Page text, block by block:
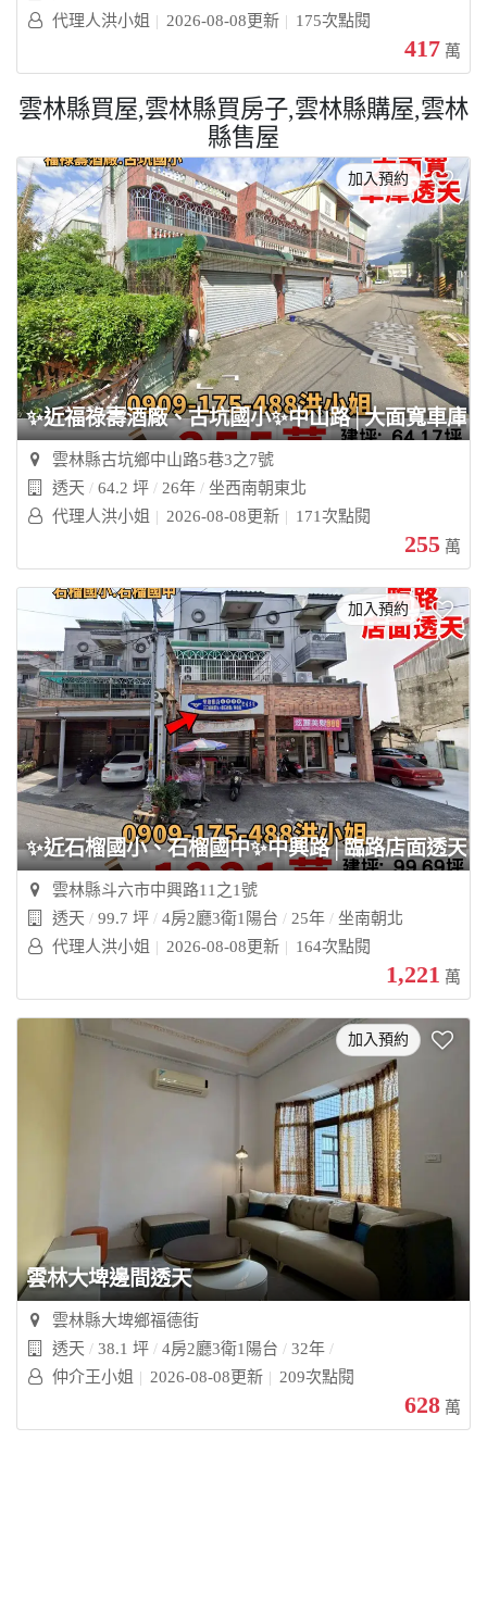
代理人洪小姐
2026-08-08更新 175次點閱
417 萬
雲林縣買屋,雲林縣買房子,雲林縣購屋,雲林
縣售屋
加入預約
✨近福祿壽酒廠、古坑國小✨中山路│大面寬車庫
雲林縣古坑鄉中山路5巷3之7號
透天
64.2 坪 26年
坐西南朝東北
代理人洪小姐
2026-08-08更新 171次點閱
255 萬
加入預約
✨近石榴國小、石榴國中✨中興路│臨路店面透天💥
雲林縣斗六市中興路11之1號
透天
99.7 坪 4房2廳3衛1陽台 25年
坐南朝北
代理人洪小姐
2026-08-08更新 164次點閱
1,221 萬
加入預約
雲林大埤邊間透天
雲林縣大埤鄉福德街
透天
38.1 坪 4房2廳3衛1陽台
32年
仲介王小姐
2026-08-08更新 209次點閱
628 萬